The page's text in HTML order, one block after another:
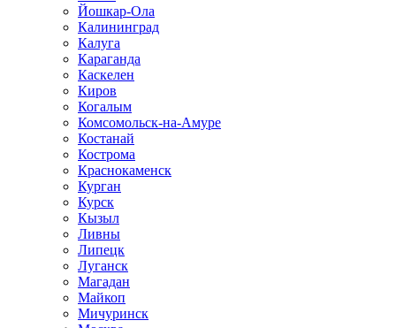
Йошкар-Ола
Калининград
Калуга
Караганда
Каскелен
Киров
Когалым
Комсомольск-на-Амуре
Костанай
Кострома
Краснокаменск
Курган
Курск
Кызыл
Ливны
Липецк
Луганск
Магадан
Майкоп
Мичуринск